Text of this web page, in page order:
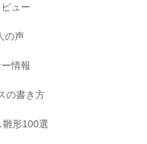
ュー
の声
情報
の書き方
雛形100選